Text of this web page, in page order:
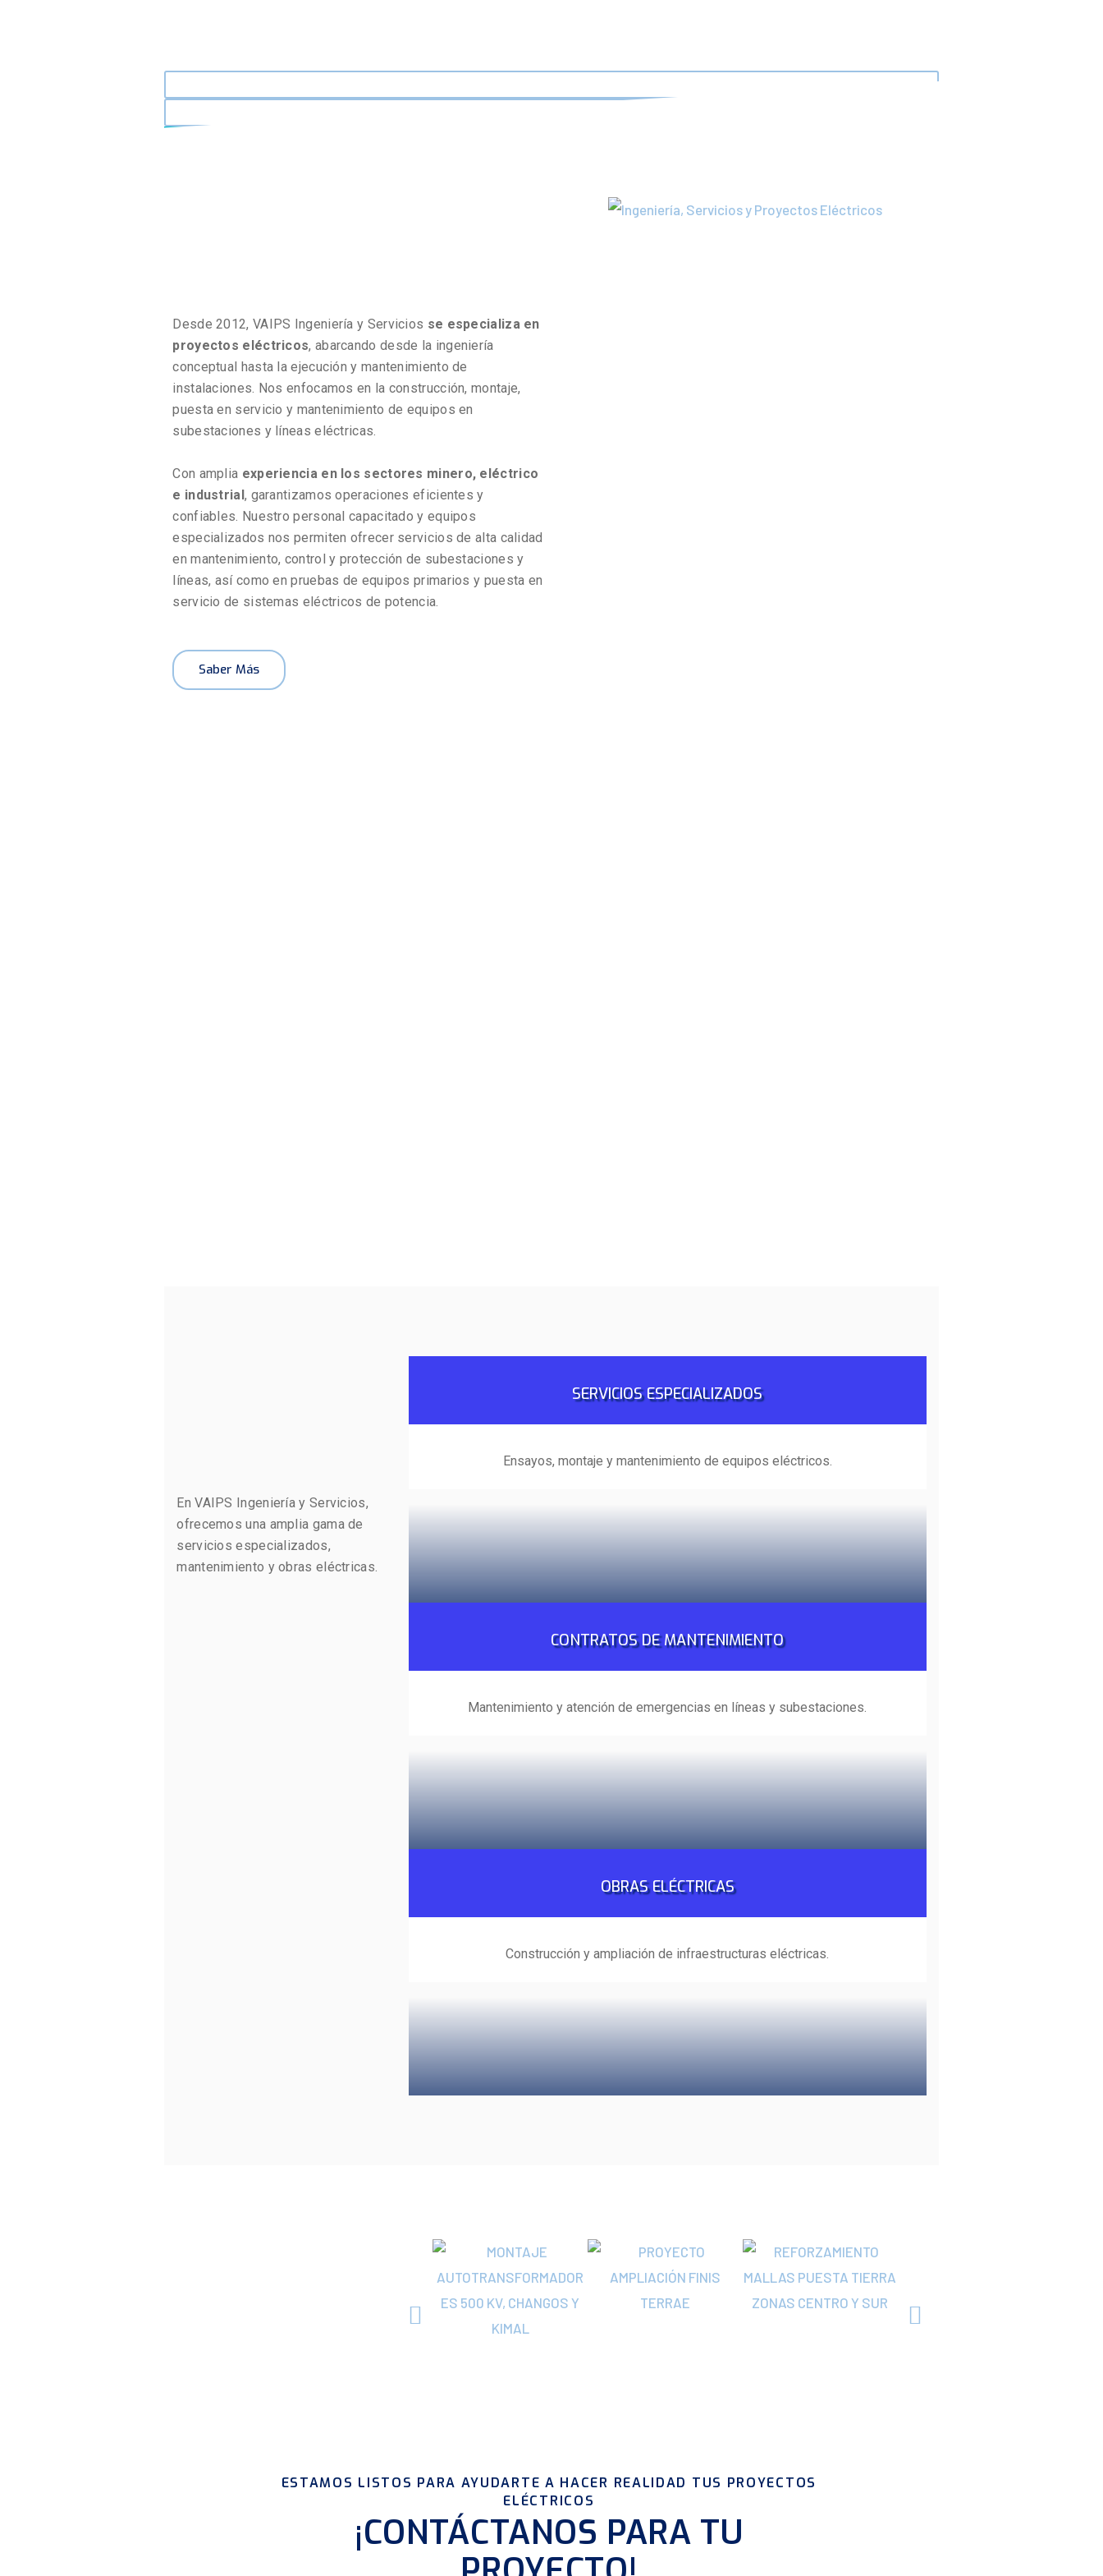
Desde 2012, VAIPS Ingeniería y Servicios se especializa en
proyectos eléctricos, abarcando desde la ingeniería
conceptual hasta la ejecución y mantenimiento de
instalaciones. Nos enfocamos en la construcción, montaje,
puesta en servicio y mantenimiento de equipos en
subestaciones y líneas eléctricas.
Con amplia experiencia en los sectores minero, eléctrico
e industrial, garantizamos operaciones eficientes y
confiables. Nuestro personal capacitado y equipos
especializados nos permiten ofrecer servicios de alta calidad
en mantenimiento, control y protección de subestaciones y
líneas, así como en pruebas de equipos primarios y puesta en
servicio de sistemas eléctricos de potencia.
Saber Más
En VAIPS Ingeniería y Servicios,
ofrecemos una amplia gama de
servicios especializados,
mantenimiento y obras eléctricas.
SERVICIOS ESPECIALIZADOS
Ensayos, montaje y mantenimiento de equipos eléctricos.
CONTRATOS DE MANTENIMIENTO
Mantenimiento y atención de emergencias en líneas y subestaciones.
OBRAS ELÉCTRICAS
Construcción y ampliación de infraestructuras eléctricas.
ESTAMOS LISTOS PARA AYUDARTE A HACER REALIDAD TUS PROYECTOS
ELÉCTRICOS
¡CONTÁCTANOS PARA TU